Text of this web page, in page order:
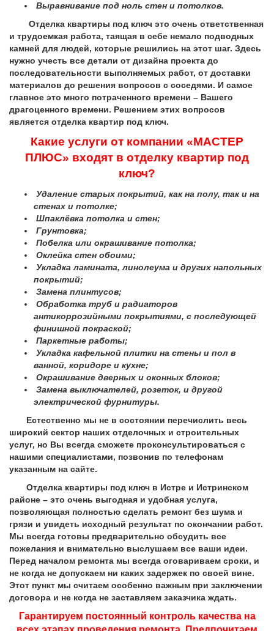
Выравнивание под ноль стен и потолков.
Отделка квартиры под ключ это очень ответственная
и трудоемкая работа, таящая в себе немало подводных
камней для людей, которые решились на этот шаг. Здесь
нужно учесть все детали от дизайна проекта до
последовательности выполняемых работ, от доставки
материалов до решения вопросов с соседями. И самое
главное это много потраченного времени – Вашего
драгоценного времени. Решением этих вопросов
является отделка квартир под ключ.
Какие услуги от компании «МАСТЕР
ПЛЮС» входят в отделку квартир под
ключ?
Удаление старых покрытий, как на полу, так и на
стенах и потолке;
Шпаклёвка потолка и стен;
Грунтовка;
Побелка или окрашивание потолка;
Оклейка стен обоими;
Укладка ламината, линолеума и других напольных
покрытий;
Замена плинтусов;
Обработка труб и радиаторов
антикоррозийными покрытиями, с последующей
финишной покраской;
Паркетные работы;
Укладка кафельной плитки на стены и пол в
ванной, коридоре и кухне;
Окрашивание дверных и оконных блоков;
Замена выключателей, розеток, и другой
электрической фурнитуры.
Естественно мы не в состоянии перечислить весь
широкий сектор наших отделочных и строительных
услуг, но Вы всегда сможете проконсультироваться с
нашими специалистами, позвонив по телефонам
указанным на сайте.
Отделка квартиры под ключ в Истре и Истринском
районе – это очень выгодная и удобная услуга,
позволяющая полностью сделать ремонт без шума и
грязи и увидеть исходный результат по окончании работ.
Мы всегда готовы предварительно обсудить все
пожелания и внимательно выслушаем все ваши идеи.
Перед началом ремонта мы всегда оговариваем сроки, и
не когда не допускаем ни каких задержек по своей вине.
Этот пункт мы считаем особенно важным при заключении
договора и не когда не заставляем заказчика ждать.
Гарантируем постоянный контроль качества на